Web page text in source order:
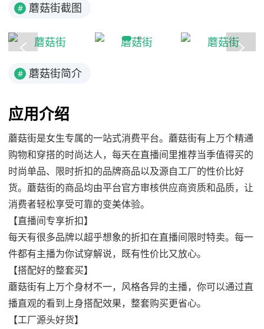
# 蘑菇街截图
# 蘑菇街简介
应用介绍
蘑菇街是女生专属的一站式消费平台。蘑菇街有上万个精通
购物和穿搭的时尚达人，每天在直播间里推荐当季值得买的
时尚单品、限时折扣的品牌商品以及源自工厂的性价比好
货。蘑菇街的商品均由平台官方审核供应商资质和品质，让
消费者轻松享受可靠的变美体验。
【直播间专享折扣】
每天有很多品牌以超乎想象的折扣在直播间限时特卖。每一
件都有主播为你试穿解说，既有性价比又放心。
【搭配好的整套买】
蘑菇街有上万个身材不一，风格各异的主播，你可以通过直
播直观的看到上身搭配效果，整套购买更省心。
【工厂源头好货】